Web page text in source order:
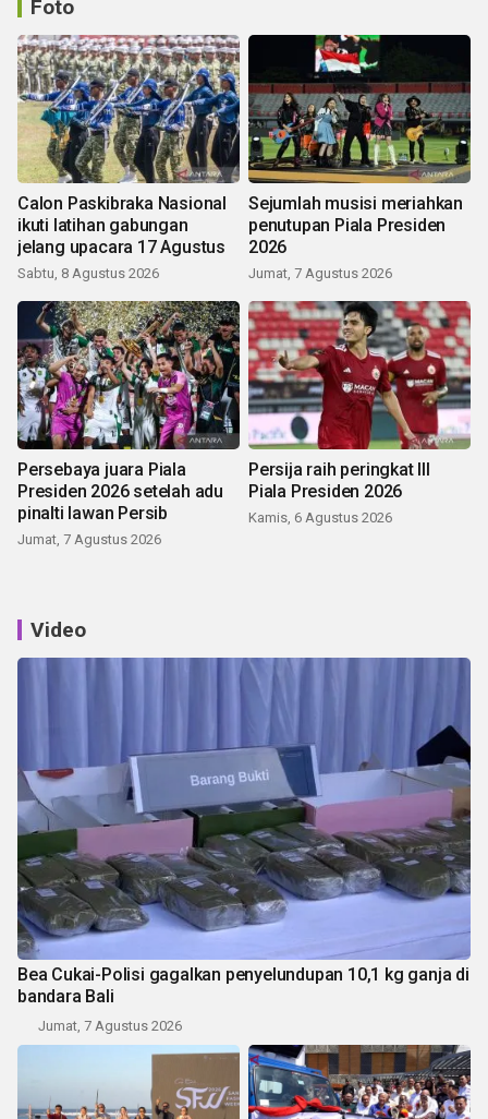
Foto
Calon Paskibraka Nasional
ikuti latihan gabungan
jelang upacara 17 Agustus
Sabtu, 8 Agustus 2026
Sejumlah musisi meriahkan
penutupan Piala Presiden
2026
Jumat, 7 Agustus 2026
Persebaya juara Piala
Presiden 2026 setelah adu
pinalti lawan Persib
Jumat, 7 Agustus 2026
Persija raih peringkat III
Piala Presiden 2026
Kamis, 6 Agustus 2026
Video
Bea Cukai-Polisi gagalkan penyelundupan 10,1 kg ganja di
bandara Bali
Jumat, 7 Agustus 2026